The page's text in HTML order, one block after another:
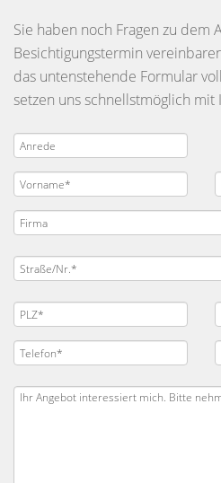
Sie haben noch Fragen zu dem
Besichtigungstermin
das untenstehende Formular
setzen uns schnellstmöglich mit